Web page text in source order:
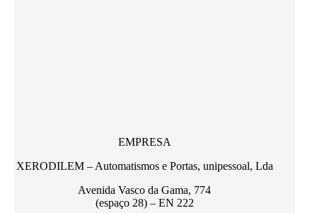
EMPRESA
XERODILEM – Automatismos e Portas, unipessoal, Lda
Avenida Vasco da Gama, 774
(espaço 28) – EN 222